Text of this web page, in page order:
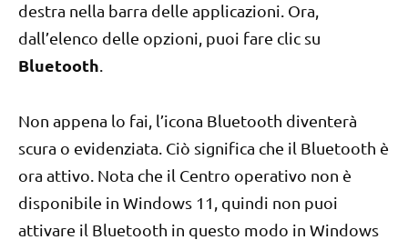
destra nella barra delle applicazioni. Ora,
dall’elenco delle opzioni, puoi fare clic su
Bluetooth
Non appena lo fai, l’icona Bluetooth diventerà
scura o evidenziata. Ciò significa che il Bluetooth è
ora attivo. Nota che il Centro operativo non è
disponibile in Windows 11, quindi non puoi
attivare il Bluetooth in questo modo in Windows